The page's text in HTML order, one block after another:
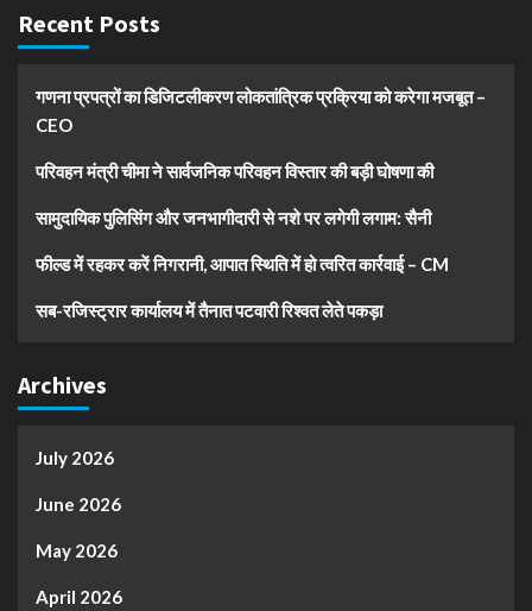
Recent Posts
गणना प्रपत्रों का डिजिटलीकरण लोकतांत्रिक प्रक्रिया को करेगा मजबूत –
CEO
परिवहन मंत्री चीमा ने सार्वजनिक परिवहन विस्तार की बड़ी घोषणा की
सामुदायिक पुलिसिंग और जनभागीदारी से नशे पर लगेगी लगाम: सैनी
फील्ड में रहकर करें निगरानी, आपात स्थिति में हो त्वरित कार्रवाई – CM
सब-रजिस्ट्रार कार्यालय में तैनात पटवारी रिश्वत लेते पकड़ा
Archives
July 2026
June 2026
May 2026
April 2026